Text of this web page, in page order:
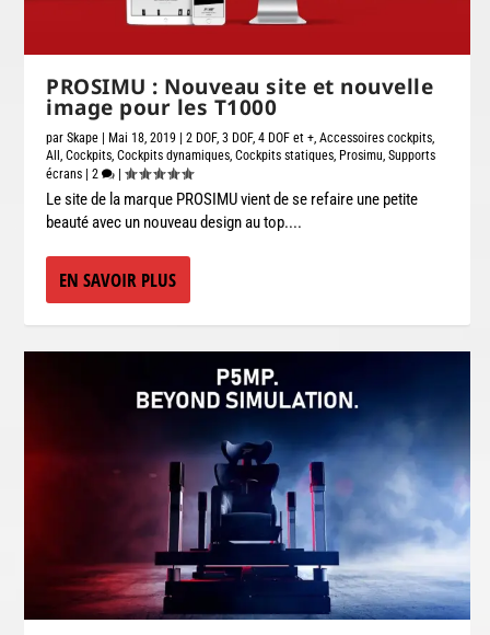
PROSIMU : Nouveau site et nouvelle
image pour les T1000
parSkape Mai 18, 2019 |2 DOF,3 DOF,4 DOF et +,Accessoires cockpits,
All,Cockpits,Cockpits dynamiques,Cockpits statiques, Prosimu,Supports
écrans |2 |
Le site de la marque PROSIMU vient de se refaire une petite
beauté avec un nouveau design au top....
EN SAVOIR PLUS